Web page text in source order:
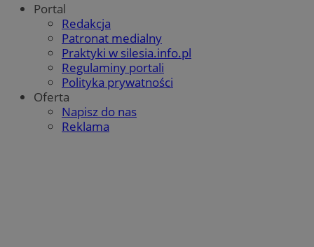
Portal
Redakcja
Patronat medialny
Praktyki w silesia.info.pl
Regulaminy portali
Polityka prywatności
Oferta
Napisz do nas
Reklama